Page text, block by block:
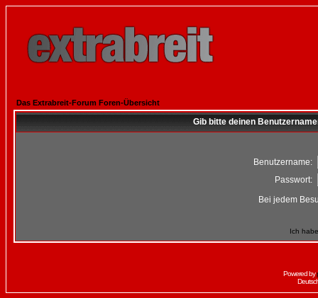
Das Extrabreit-Forum Foren-Übersicht
Gib bitte deinen
Benutzername:
Passwort:
Bei jedem
Ich
Powered by